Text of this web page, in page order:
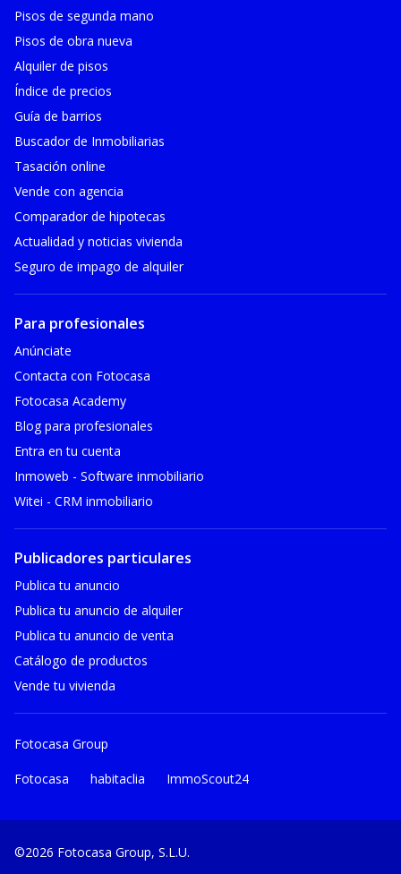
Pisos de segunda mano
Pisos de obra nueva
Alquiler de pisos
Índice de precios
Guía de barrios
Buscador de Inmobiliarias
Tasación online
Vende con agencia
Comparador de hipotecas
Actualidad y noticias vivienda
Seguro de impago de alquiler
Para profesionales
Anúnciate
Contacta con Fotocasa
Fotocasa Academy
Blog para profesionales
Entra en tu cuenta
Inmoweb - Software inmobiliario
Witei - CRM inmobiliario
Publicadores particulares
Publica tu anuncio
Publica tu anuncio de alquiler
Publica tu anuncio de venta
Catálogo de productos
Vende tu vivienda
Fotocasa Group
Fotocasa habitaclia ImmoScout24
©2026 Fotocasa Group, S.L.U.